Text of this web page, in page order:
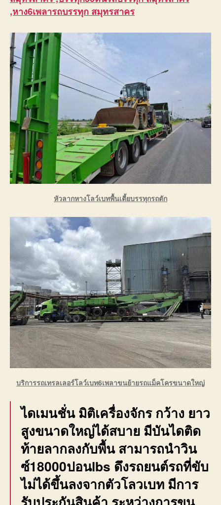
,หาง6เพลารถบรรทุก สมุทรสาคร
หัวลากหางโลว์เบทพื้นเตี้ยบรรทุกรถตัก
บริการรถเทรลเลอร์โลว์เบท6เพลาขนย้ายรถแม็คโครขนาดใหญ่
ไดเมนชั่น มิติเครื่องจักร กว้าง ยาว
สูงขนาดใหญ่ได้สบาย มีบันไดติด
ท้ายลากลงกับพื้น สามารถนำวิน
ซ์18000ปอนlbs ดึงรถยนต์รถที่ขับ
ไม่ได้ขึ้นลงจากตัวโลวเบท มีการ